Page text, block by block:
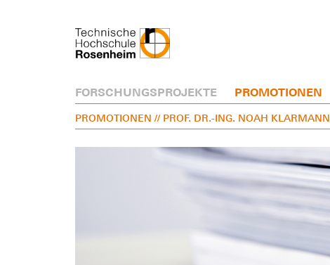
FORSCHUNGSPROJEKTE PROMOTIONEN
PROMOTIONEN // PROF. DR.-ING. NOAH KLARMANN